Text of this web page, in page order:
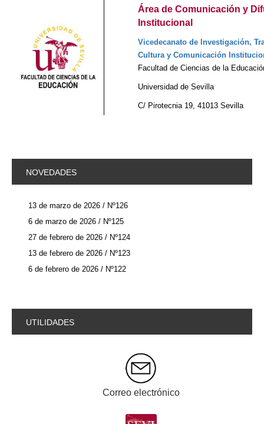
Área de Comunicación y
Institucional
Vicedecanato de Investigación,
Cultura y Comunicación
Facultad de Ciencias de la
Universidad de Sevilla
C/ Pirotecnia 19, 41013 Sevilla
NOVEDADES
13 de marzo de 2026 / Nº126
6 de marzo de 2026 / Nº125
27 de febrero de 2026 / Nº124
13 de febrero de 2026 / Nº123
6 de febrero de 2026 / Nº122
UTILIDADES
Correo electrónico